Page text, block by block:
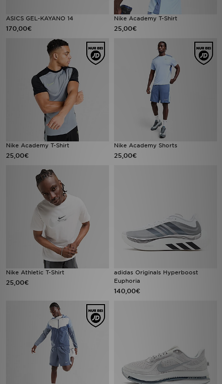
ASICS GEL-KAYANO 14
170,00€
Nike Academy T-Shirt
25,00€
Nike Academy T-Shirt
25,00€
Nike Academy Shorts
25,00€
Nike Athletic T-Shirt
25,00€
adidas Originals Hyperboost
Euphoria
140,00€
Blog